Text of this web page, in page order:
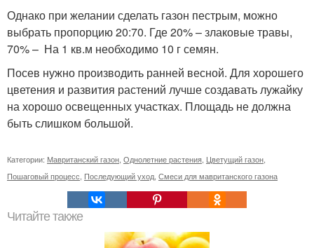
Однако при желании сделать газон пестрым, можно
выбрать пропорцию 20:70. Где 20% – злаковые травы,
70% – На 1 кв.м необходимо 10 г семян.
Посев нужно производить ранней весной. Для хорошего
цветения и развития растений лучше создавать лужайку
на хорошо освещенных участках. Площадь не должна
быть слишком большой.
Категории: Мавританский газон Однолетние растения Цветущий газон
Пошаговый процесс Последующий уход Смеси для мавританского газона
Читайте также